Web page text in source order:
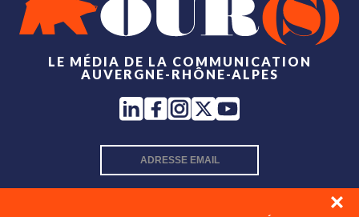
LE MÉDIA DE LA COMMUNICATION
AUVERGNE-RHÔNE-ALPES